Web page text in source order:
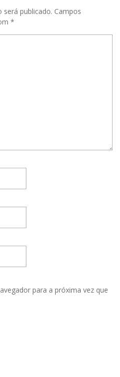
será publicado. Campos
*
para a próxima vez que